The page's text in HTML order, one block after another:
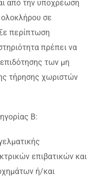
από την υποχρέωση
σε
περίπτωση
πρέπει να
των μη
τήρησης χωριστών
Β:
επιβατικών και
ή/και